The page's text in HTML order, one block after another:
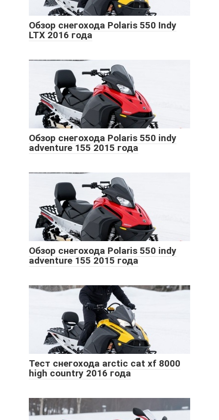
Обзор снегохода Polaris 550 Indy
LTX 2016 года
Обзор снегохода Polaris 550 indy
adventure 155 2015 года
Обзор снегохода Polaris 550 indy
adventure 155 2015 года
Тест снегохода arctic cat xf 8000
high country 2016 года